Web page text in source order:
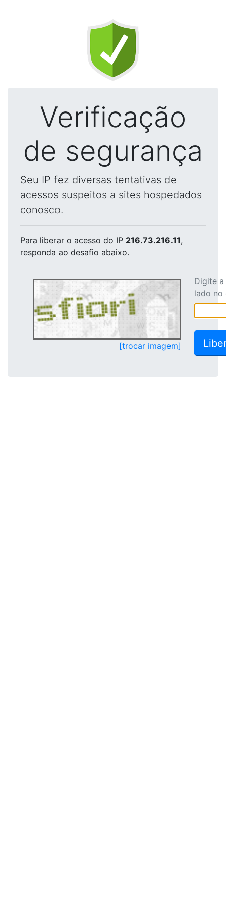
Verificação
de segurança
Seu IP fez diversas tentativas de
acessos suspeitos a sites hospedados
conosco.
Para liberar o acesso do IP 216.73.216.11,
responda ao desafio abaixo.
[trocar imagem]
Digite
lado no